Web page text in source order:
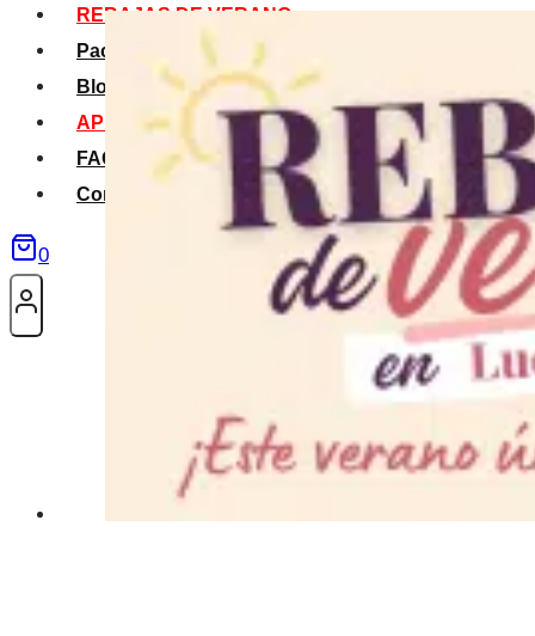
REBAJAS DE VERANO
Packs Verano
Blog
APP La Tribu
FAQS
Contacto
0